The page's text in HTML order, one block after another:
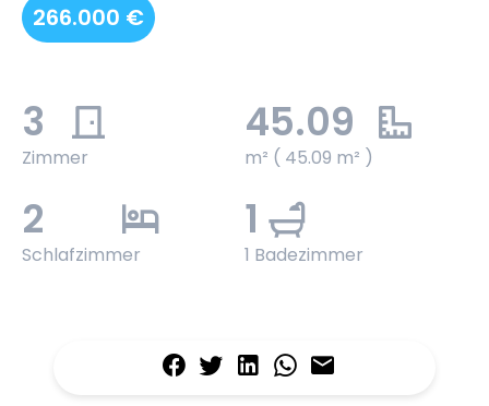
266.000 €
3
Zimmer
45.09
m² ( 45.09 m² )
2
Schlafzimmer
1
1 Badezimmer